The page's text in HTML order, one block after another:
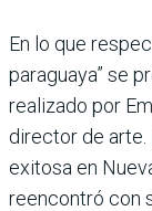
En lo que
paraguaya” se
realizado por
director de arte.
exitosa en
reencontró con